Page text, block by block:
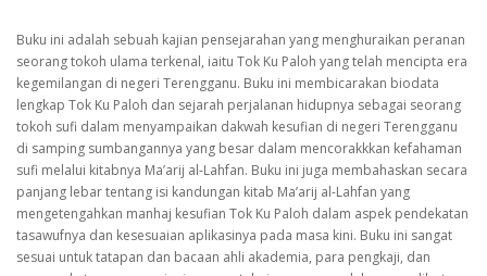
Buku ini adalah sebuah kajian pensejarahan yang menghuraikan peranan
seorang tokoh ulama terkenal, iaitu Tok Ku Paloh yang telah mencipta era
kegemilangan di negeri Terengganu. Buku ini membicarakan biodata
lengkap Tok Ku Paloh dan sejarah perjalanan hidupnya sebagai seorang
tokoh sufi dalam menyampaikan dakwah kesufian di negeri Terengganu
di samping sumbangannya yang besar dalam mencorakkkan kefahaman
sufi melalui kitabnya Ma’arij al-Lahfan. Buku ini juga membahaskan secara
panjang lebar tentang isi kandungan kitab Ma’arij al-Lahfan yang
mengetengahkan manhaj kesufian Tok Ku Paloh dalam aspek pendekatan
tasawufnya dan kesesuaian aplikasinya pada masa kini. Buku ini sangat
sesuai untuk tatapan dan bacaan ahli akademia, para pengkaji, dan